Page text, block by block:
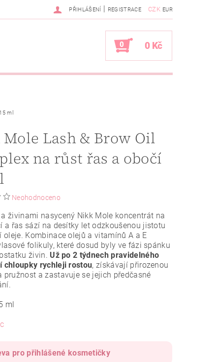
CZK EUR
PŘIHLÁŠENÍ | REGISTRACE
0 0 Kč
ml
Lash & Brow Oil
na růst řas a obočí
Neohodnoceno
živinami nasycený Nikk Mole koncentrát na
a řas sází na desítky let odzkoušenou jistotu
oleje. Kombinace olejů a vitamínů A a E
folikuly, které dosud byly ve fázi spánku
živin. Už po 2 týdnech pravidelného
chloupky rychleji rostou, získávají přirozenou
pružnost a zastavuje se jejich předčasné
ml
pro přihlášené kosmetičky